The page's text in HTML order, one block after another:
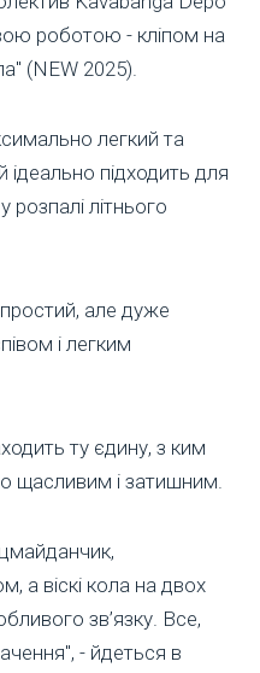
роботою - кліпом на
(NEW 2025).
легкий та
ідеально підходить для
розпалі літнього
але дуже
і легким
ту єдину, з ким
щасливим і затишним.
а віскі кола на двох
зв’язку. Все,
- йдеться в